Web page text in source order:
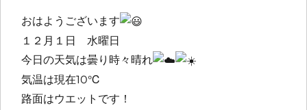
おはようございます
１２月１日 水曜日
今日の天気は曇り時々晴れ
気温は現在10℃
路面はウエットです！